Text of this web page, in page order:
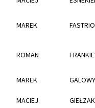
MAREK
ROMAN
MAREK GALOWY
MACIEJ GIEŁZAK